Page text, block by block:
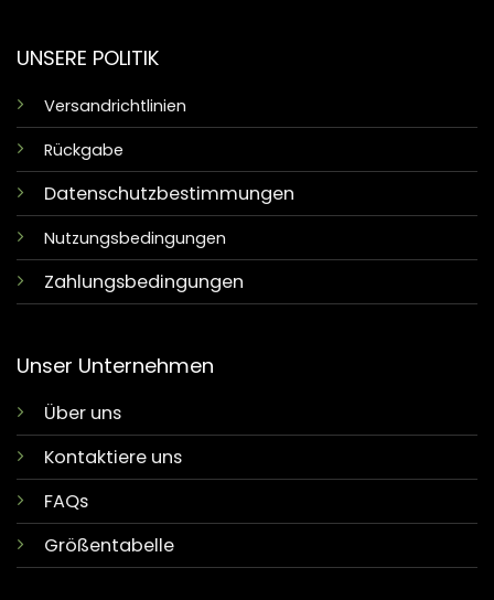
UNSERE POLITIK
Versandrichtlinien
Rückgabe
Datenschutzbestimmungen
Nutzungsbedingungen
Zahlungsbedingungen
Unser Unternehmen
Über uns
Kontaktiere uns
FAQs
Größentabelle